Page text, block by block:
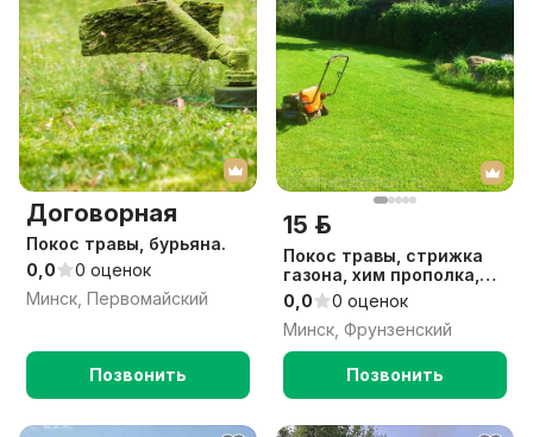
Договорная
Покос травы, бурьяна.
0,0
0 оценок
Минск, Первомайский
Позвонить
15 р.
Покос травы, стрижка
газона, хим прополка,
внесение удобрений,
уход за участком.
0,0
0 оценок
Минск, Фрунзенский
Позвонить